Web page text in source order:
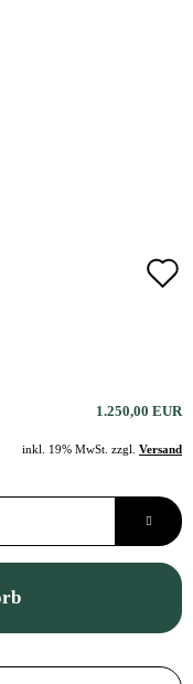
1.250,00 EUR
inkl. 19% MwSt. zzgl. Versand